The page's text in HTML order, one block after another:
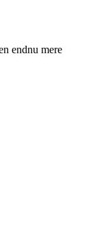
endnu mere